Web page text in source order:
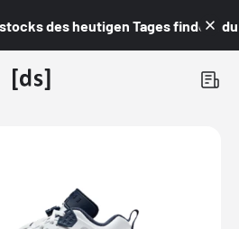
des heutigen Tages findest du